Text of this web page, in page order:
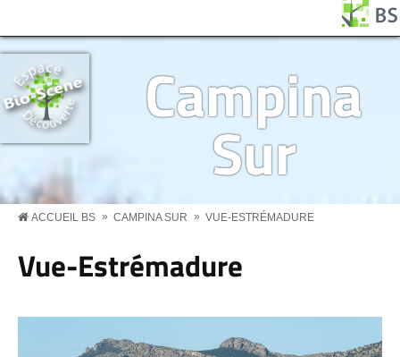
Campina
Sur
BS MENU
ACCUEIL BS » CAMPINA SUR » VUE-ESTRÉMADURE
Vue-Estrémadure